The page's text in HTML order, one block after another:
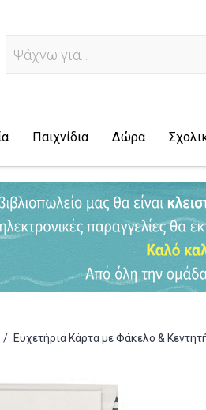
Αναζήτησ
Παιχνίδια Δώρα
/ Ευχετήρια Κάρτα με Φάκελο &